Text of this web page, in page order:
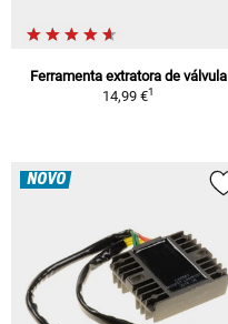
Ferramenta extratora de válvula
14,99 €1
NOVO